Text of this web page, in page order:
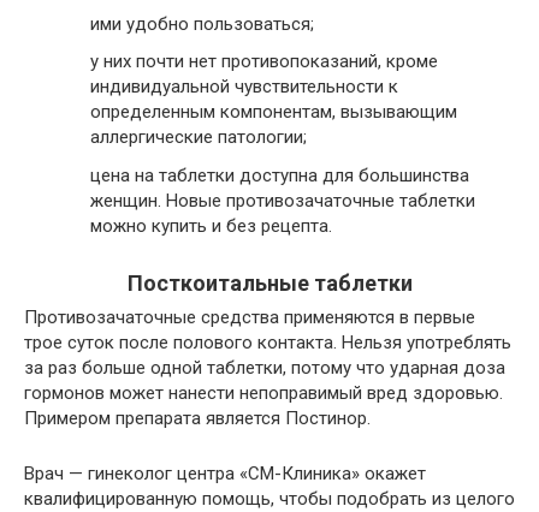
ими удобно пользоваться;
у них почти нет противопоказаний, кроме
индивидуальной чувствительности к
определенным компонентам, вызывающим
аллергические патологии;
цена на таблетки доступна для большинства
женщин. Новые противозачаточные таблетки
можно купить и без рецепта.
Посткоитальные таблетки
Противозачаточные средства применяются в первые
трое суток после полового контакта. Нельзя употреблять
за раз больше одной таблетки, потому что ударная доза
гормонов может нанести непоправимый вред здоровью.
Примером препарата является Постинор.
Врач — гинеколог центра «СМ-Клиника» окажет
квалифицированную помощь, чтобы подобрать из целого